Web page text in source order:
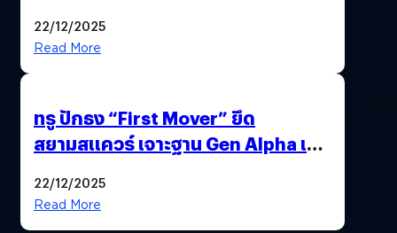
22/12/2025
Read More
ทรู ปักธง “First Mover” ยึด
สยามสแควร์ เจาะฐาน Gen Alpha เมื่อ
ยุคถัดไป
22/12/2025
Read More